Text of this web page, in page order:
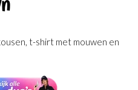
t-shirt met mouwen en